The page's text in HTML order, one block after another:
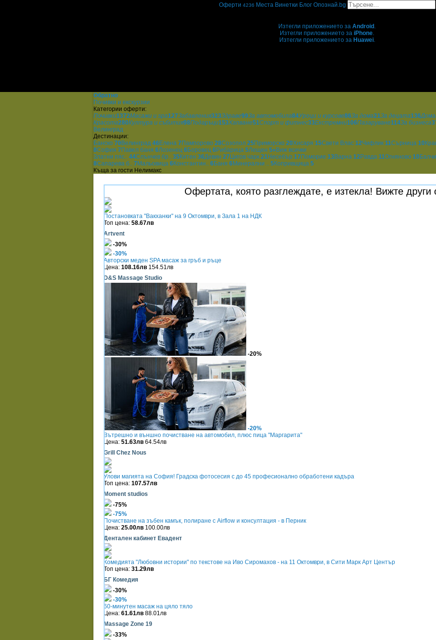
Оферти 4236 Места Винетки Блог Опознай.bg
Изтегли приложението за Android .
Изтегли приложението за iPhone.
Изтегли приложението за Huawei.
Обратно
Почивки и екскурзии
Категории оферти:
Почивки1372Масажи и spa127Забавления323Здраве99За автомобила84Уроци и курсове86За дома21За децата136
Красота280Култура и събития98Подаръци153Хапване51Спорт и фитнес33Екстремни106Пазаруване114За бизнеса
Велинград
Дестинации:
Банско 70Велинград 46Елена 7 Пампорово 28Созопол 25Приморско 20Хисаря 15Свети Влас 12Чифлик 11Сърница 10
8София 7 Павел баня 6Лозенец 6Боровец 6Рибарица 5Лещен 5» Виж всички
Златни пяс.. 44Слънчев бр.. 35Китен 36Девин 27 Цигов чарк 21Несебър 17 Поморие 13Варна 12Равда 11Огняново 10
8Сапарева б.. 7 Мальовица 6Константин.. 6Баня 6Минерални .. 5Копривщица 5
Къща за гости Нелимакс
Офертата, която разглеждате, е изтекла! Вижте други
Постановката "Вакханки" на 9 Октомври, в Зала 1 на НДК
Топ цена: 58.67лв
Artvent
-30%
-30%
Авторски меден SPA масаж за гръб и ръце
Цена: 108.16лв 154.51лв
D&S Massage Studio
-20%
-20%
Вътрешно и външно почистване на автомобил, плюс пица "Маргарита"
Цена: 51.63лв 64.54лв
Grill Chez Nous
Улови магията на София! Градска фотосесия с до 45 професионално обработени кадъра
Топ цена: 107.57лв
Moment studios
-75%
-75%
Почистване на зъбен камък, полиране с Airflow и консултация - в Перник
Цена: 25.00лв 100.00лв
Дентален кабинет Евадент
Комедията "Любовни истории" по текстове на Иво Сиромахов - на 11 Октомври, в Сити Марк Арт Център
Топ цена: 31.29лв
БГ Комедия
-30%
-30%
60-минутен масаж на цяло тяло
Цена: 61.61лв 88.01лв
Massage Zone 19
-33%